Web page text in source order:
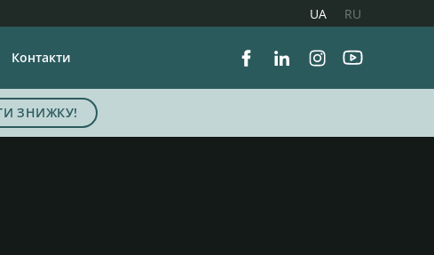
UA RU
Контакти FacebookLinkedinInstagramYoutube
ЗНИЖКУ!